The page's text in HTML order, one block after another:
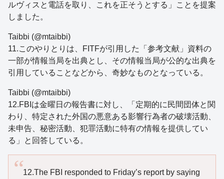
ルヴィスと電話を取り、これを正そうとする」ことを提案
しました。
Taibbi (@mtaibbi)
11.このやりとりは、FITFが引用した「参考文献」資料の
一部が情報当局を出典とし、その情報当局が公的な出典を
引用していることなどから、奇妙なものとなっている。
Taibbi (@mtaibbi)
12.FBIは金曜日の報告書に対し、「定期的に民間団体と関
わり、特定された外国の悪意ある影響行為者の破壊活動、
未申告、秘密活動、犯罪活動に特有の情報を提供してい
る」と回答している。
12.The FBI responded to Friday’s report by saying